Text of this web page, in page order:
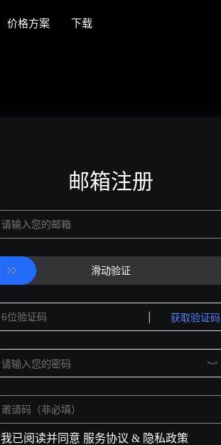
价格方案 下载
邮箱注册
获取验证码
我已阅读并同意 服务协议 & 隐私政策